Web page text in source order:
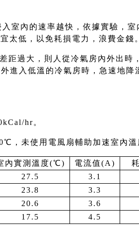
室內的速率越快，依據實驗，
太低，以免耗損電力，浪費金錢。
距過大，則人從冷氣房內外出時
進入低溫的冷氣房時，急速地降
hr。
，未使用電風扇輔助加速室內溫
內實測溫度(℃) 電流值(A)
27.5 3.1
23.8 3.3
20.6 3.6
17.5 4.5